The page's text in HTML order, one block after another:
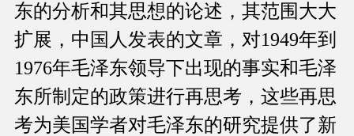
东的分析和其思想的论述，其范围大大
扩展，中国人发表的文章，对1949年到
1976年毛泽东领导下出现的事实和毛泽
东所制定的政策进行再思考，这些再思
考为美国学者对毛泽东的研究提供了新